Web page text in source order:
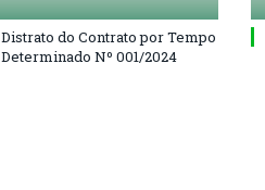
Distrato do Contrato por Tempo
Determinado Nº 001/2024